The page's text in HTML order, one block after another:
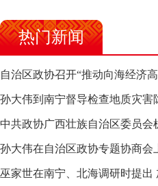
热门新闻